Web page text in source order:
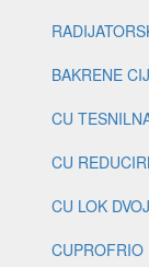
BAKRENE
CU
CU
CU LOK
CUPROFRIO